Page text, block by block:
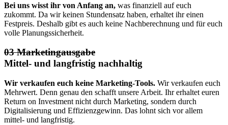
Bei uns wisst ihr von Anfang an, was finanziell auf euch
zukommt. Da wir keinen Stundensatz haben, erhaltet ihr einen
Festpreis. Deshalb gibt es auch keine Nachberechnung und für euch
volle Planungssicherheit.
03 Marketingausgabe
Mittel- und langfristig nachhaltig
Wir verkaufen euch keine Marketing-Tools. Wir verkaufen euch
Mehrwert. Denn genau den schafft unsere Arbeit. Ihr erhaltet euren
Return on Investment nicht durch Marketing, sondern durch
Digitalisierung und Effizienzgewinn. Das lohnt sich vor allem
mittel- und langfristig.